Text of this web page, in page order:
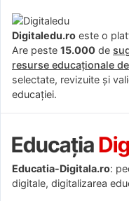
Digitaledu.ro este o
Are peste 15.000 de
resurse educaționale
selectate, revizuite și
educației.
Educatia-Digitala.ro:
digitale, digitalizarea